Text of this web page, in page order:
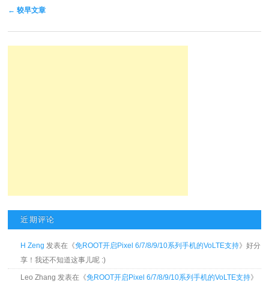
文章导航
← 较早文章
近期评论
H Zeng 发表在《免ROOT开启Pixel 6/7/8/9/10系列手机的VoLTE支持》好分
享！我还不知道这事儿呢 :)
Leo Zhang 发表在《免ROOT开启Pixel 6/7/8/9/10系列手机的VoLTE支持》